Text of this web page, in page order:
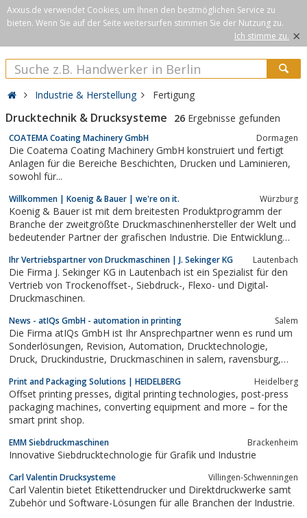
Axxus.de verwendet Cookies, um Ihnen den bestmöglichen Service zu
bieten. Wenn Sie auf der Seite weitersurfen stimmen Sie der Nutzung zu.
Ich stimme zu. ×
Industrie & Herstellung Fertigung
Drucktechnik & Drucksysteme 26 Ergebnisse gefunden
COATEMA Coating Machinery GmbH Dormagen
Die Coatema Coating Machinery GmbH konstruiert und fertigt
Anlagen für die Bereiche Beschichten, Drucken und Laminieren,
sowohl für...
Willkommen | Koenig & Bauer | we're on it. Würzburg
Koenig & Bauer ist mit dem breitesten Produktprogramm der
Branche der zweitgrößte Druckmaschinenhersteller der Welt und
bedeutender Partner der grafischen Industrie. Die Entwicklung
und peripherer Anlagen ist unsere Kernkompetenz.
Ihr Vertriebspartner von Druckmaschinen | J. Sekinger KG Lautenbach
Die Firma J. Sekinger KG in Lautenbach ist ein Spezialist für den
Vertrieb von Trockenoffset-, Siebdruck-, Flexo- und Digital-
Druckmaschinen.
News - atIQs GmbH - automation in printing Salem
Die Firma atIQs GmbH ist Ihr Ansprechpartner wenn es rund um
Sonderlösungen, Revision, Automation, Drucktechnologie,
Druck, Druckindustrie, Druckmaschinen in salem, ravensburg,
Print and Packaging Solutions | HEIDELBERG Heidelberg
Offset printing presses, digital printing technologies, post-press
packaging machines, converting equipment and more – for the
smart print shop.
EMM Siebdruckmaschinen Brackenheim
Innovative Siebdrucktechnologie für Grafik und Industrie
Carl Valentin Drucksysteme Villingen-Schwenningen
Carl Valentin bietet Etikettendrucker und Direktdruckwerke samt
Zubehör und Software-Lösungen für alle Branchen der Industrie.